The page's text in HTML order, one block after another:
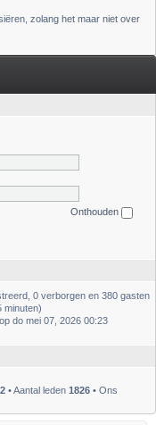
zolang het maar niet over
Onthouden
0 verborgen en 380 gasten
minuten)
op do mei 07, 2026 00:23
• Aantal leden 1826 • Ons